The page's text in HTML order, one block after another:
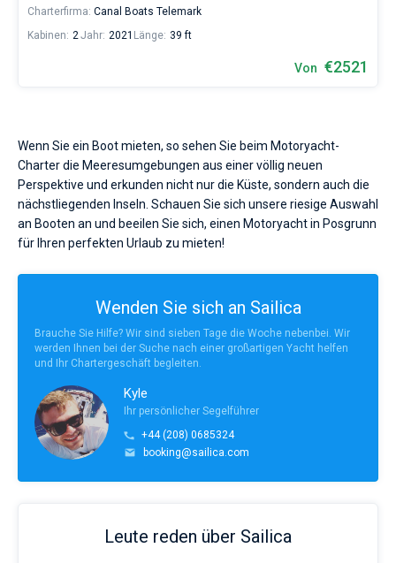
Charterfirma: Canal Boats Telemark
Kabinen: 2Jahr: 2021 Länge: 39 ft
Von €2521
Wenn Sie ein Boot mieten, so sehen Sie beim Motoryacht-
Charter die Meeresumgebungen aus einer völlig neuen
Perspektive und erkunden nicht nur die Küste, sondern auch die
nächstliegenden Inseln. Schauen Sie sich unsere riesige Auswahl
an Booten an und beeilen Sie sich, einen Motoryacht in Posgrunn
für Ihren perfekten Urlaub zu mieten!
Wenden Sie sich an Sailica
Brauche Sie Hilfe? Wir sind sieben Tage die Woche nebenbei. Wir
werden Ihnen bei der Suche nach einer großartigen Yacht helfen
und Ihr Chartergeschäft begleiten.
Kyle
Ihr persönlicher Segelführer
+44 (208) 0685324
booking@sailica.com
Leute reden über Sailica